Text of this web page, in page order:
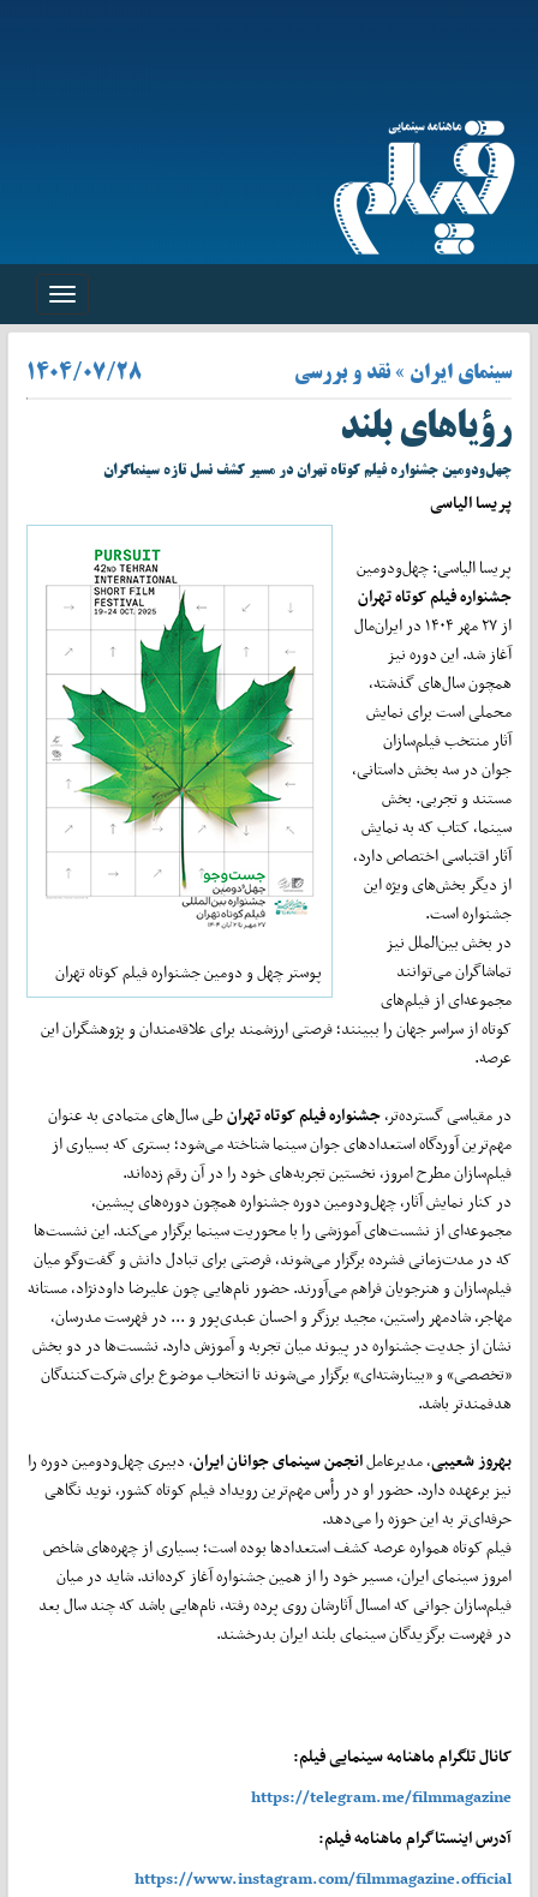
Toggle
سینمای ایران » نقد و بررسی ۱۴۰۴/۰۷/۲۸
رؤیاهای بلند
چهل‌ودومین جشنواره فیلم کوتاه تهران در مسیر کشف نسل تازه سینماگران
پریسا الیاسی
پوستر چهل‌ و دومین جشنواره فیلم کوتاه تهران
پریسا الیاسی: چهل‌ودومین
جشنواره فیلم کوتاه تهران
از ۲۷ مهر ۱۴۰۴ در ایران‌مال
آغاز شد. این دوره نیز
همچون سال‌های گذشته،
محملی است برای نمایش
آثار منتخب فیلم‌سازان
جوان در سه بخش داستانی،
مستند و تجربی. بخش
سینما، کتاب که به نمایش
آثار اقتباسی اختصاص دارد،
از دیگر بخش‌های ویژه این
جشنواره است.
در بخش بین‌الملل نیز
تماشاگران می‌توانند
مجموعه‌ای از فیلم‌های
کوتاه از سراسر جهان را ببینند؛ فرصتی ارزشمند برای علاقه‌مندان و پژوهشگران این
عرصه.
در مقیاسی گسترده‌تر،جشنواره فیلم کوتاه تهرانطی سال‌های متمادی به عنوان
مهم‌ترین آوردگاه استعدادهای جوان سینما شناخته می‌شود؛ بستری که بسیاری از
فیلم‌سازان مطرح امروز، نخستین تجربه‌های خود را در آن رقم زده‌اند.
در کنار نمایش آثار، چهل‌ودومین دوره جشنواره همچون دوره‌های پیشین،
مجموعه‌ای از نشست‌های آموزشی را با محوریت سینما برگزار می‌کند. این نشست‌ها
که در مدت‌زمانی فشرده برگزار می‌شوند، فرصتی برای تبادل دانش و گفت‌وگو میان
فیلم‌سازان و هنرجویان فراهم می‌آورند. حضور نام‌هایی چون علیرضا داودنژاد، مستانه
مهاجر، شادمهر راستین، مجید برزگر و احسان عبدی‌پور و ... در فهرست مدرسان،
نشان از جدیت جشنواره در پیوند میان تجربه و آموزش دارد. نشست‌ها در دو بخش
«تخصصی» و «بینارشته‌ای» برگزار می‌شوند تا انتخاب موضوع برای شرکت‌کنندگان
هدفمندتر باشد.
بهروز شعیبی، مدیرعاملانجمن سینمای جوانان ایران، دبیری چهل‌ودومین دوره را
نیز برعهده دارد. حضور او در رأس مهم‌ترین رویداد فیلم کوتاه کشور، نوید نگاهی
حرفه‌ای‌تر به این حوزه را می‌دهد.
فیلم کوتاه همواره عرصه کشف استعدادها بوده است؛ بسیاری از چهره‌های شاخص
امروز سینمای ایران، مسیر خود را از همین جشنواره آغاز کرده‌اند. شاید در میان
فیلم‌سازان جوانی که امسال آثارشان روی پرده رفته، نام‌هایی باشد که چند سال بعد
در فهرست برگزیدگان سینمای بلند ایران بدرخشند.
کانال تلگرام ماهنامه سینمایی فیلم:
https://telegram.me/filmmagazine
آدرس اینستاگرام ماهنامه فیلم:
https://www.instagram.com/filmmagazine.official